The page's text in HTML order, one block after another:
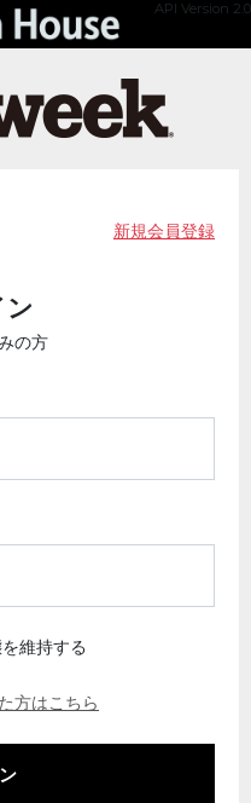
API Version 2.0
新規会員登録
ン
の方
維持する
方はこちら